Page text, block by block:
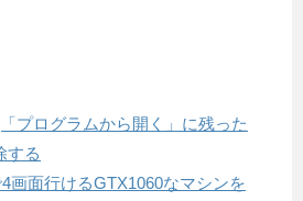
プログラムから開く」に残った
する
画面行けるGTX1060なマシンを